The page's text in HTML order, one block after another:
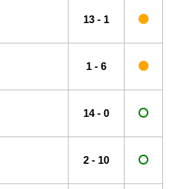
13 - 1
1 - 6
14- 0
2 - 10